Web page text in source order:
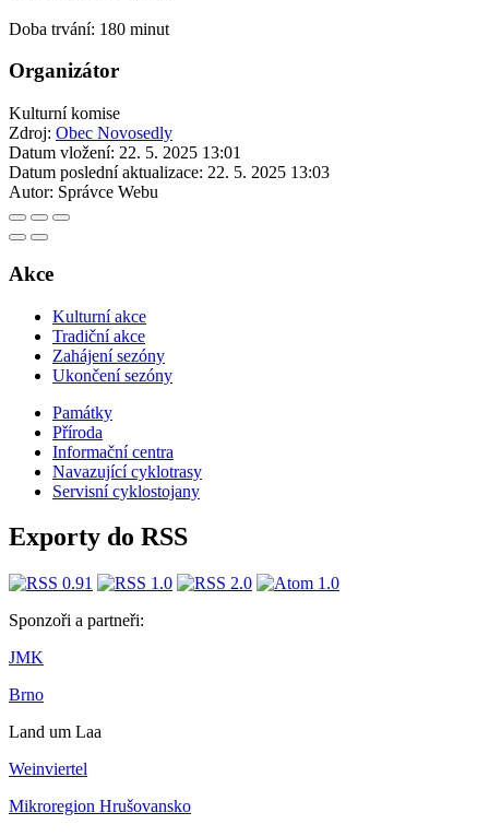
Doba trvání: 180 minut
Organizátor
Kulturní komise
Zdroj: Obec Novosedly
Datum vložení: 22. 5. 2025 13:01
Datum poslední aktualizace: 22. 5. 2025 13:03
Autor: Správce Webu
Akce
Kulturní akce
Tradiční akce
Zahájení sezóny
Ukončení sezóny
Památky
Příroda
Informační centra
​​Navazující cyklotrasy
Servisní cyklostojany
Exporty do RSS
Sponzoři a partneři:
JMK
Brno
Land um Laa
Weinviertel
Mikroregion Hrušovansko